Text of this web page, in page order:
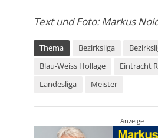
Text und Foto: Markus
Thema Bezirksliga
Blau-Weiss Hollage
Eintracht
Landesliga
Meister
Anzeige